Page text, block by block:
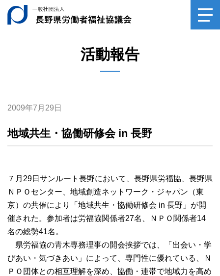
一般社団法人長野
活動報告
2009年7月29日
地域共生・協働研修会 in 長野
７月29日サンルート長野において、長野県労福協、長野県
ＮＰＯセンター、地域創造ネットワーク・ジャパン（東
京）の共催により「地域共生・協働研修会 in 長野」が開
催された。参加者は労福協関係者27名、ＮＰＯ関係者14
名の総勢41名。
県労福協の青木専務理事の開会挨拶では、「出会い・学
びあい・気づきあい」によって、専門性に優れている、Ｎ
ＰＯ団体との相互理解を深め、協働・連帯で地域力を高め